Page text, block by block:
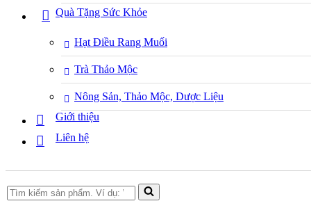
Quà Tặng Sức Khỏe
Hạt Điều Rang Muối
Trà Thảo Mộc
Nông Sản, Thảo Mộc, Dược Liệu
Giới thiệu
Liên hệ
Search
for...